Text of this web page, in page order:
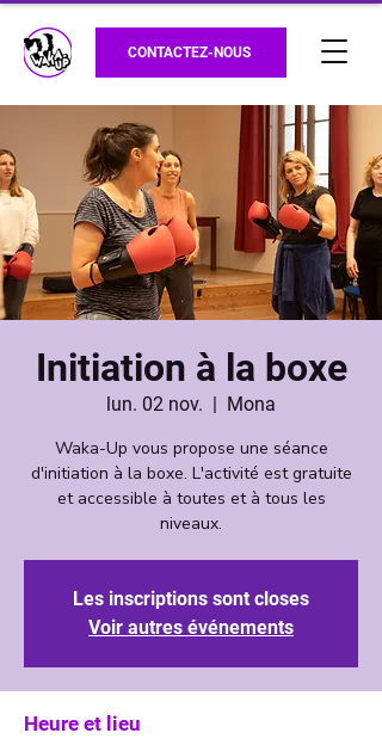
CONTACTEZ-NOUS
Initiation à la boxe
lun. 02 nov.
  |
Mona
Waka-Up vous propose une séance
d'initiation à la boxe. L'activité est gratuite
et accessible à toutes et à tous les
niveaux.
Les inscriptions sont closes
Voir autres événements
Heure et lieu